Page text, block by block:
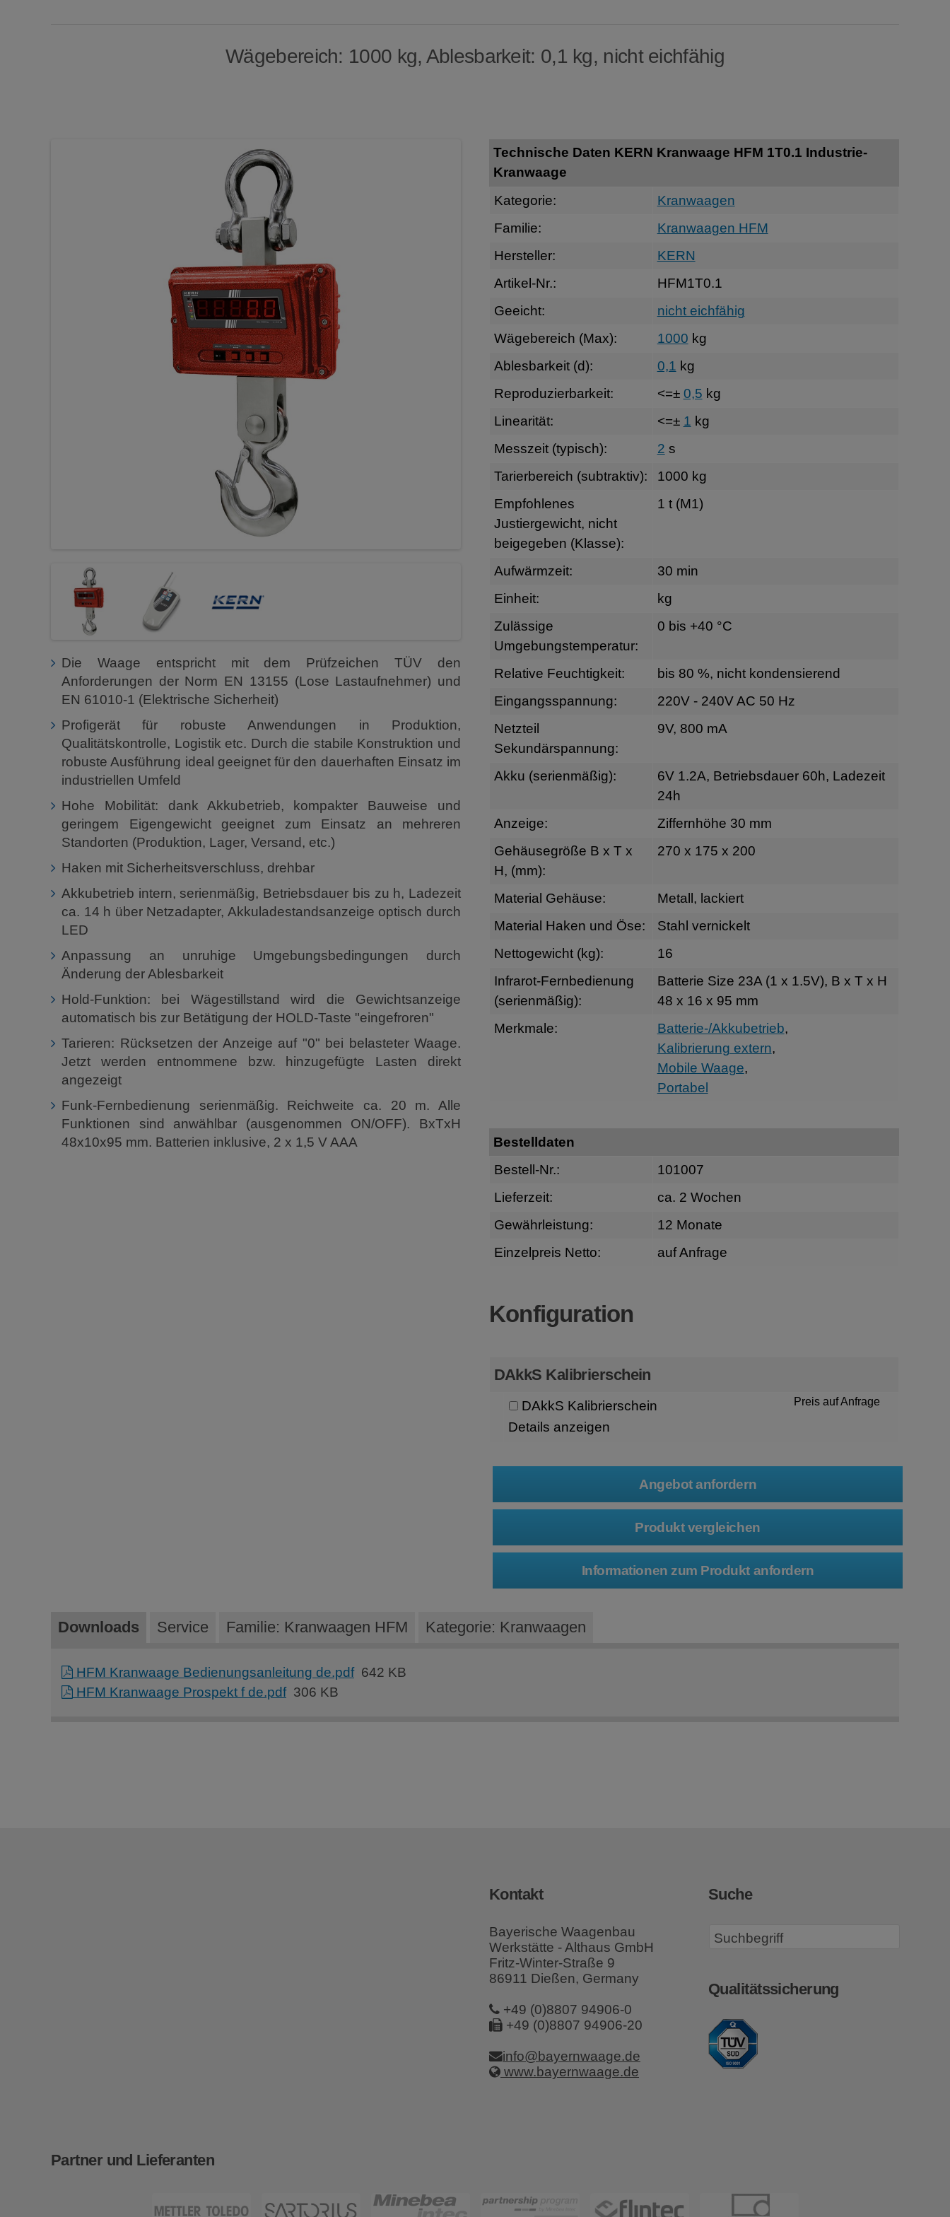
Wägebereich: 1000 kg, Ablesbarkeit: 0,1 kg, nicht eichfähig
Die Waage entspricht mit dem Prüfzeichen TÜV den
Anforderungen der Norm EN 13155 (Lose Lastaufnehmer) und
EN 61010-1 (Elektrische Sicherheit)
Profigerät für robuste Anwendungen in Produktion,
Qualitätskontrolle, Logistik etc. Durch die stabile Konstruktion und
robuste Ausführung ideal geeignet für den dauerhaften Einsatz im
industriellen Umfeld
Hohe Mobilität: dank Akkubetrieb, kompakter Bauweise und
geringem Eigengewicht geeignet zum Einsatz an mehreren
Standorten (Produktion, Lager, Versand, etc.)
Haken mit Sicherheitsverschluss, drehbar
Akkubetrieb intern, serienmäßig, Betriebsdauer bis zu h, Ladezeit
ca. 14 h über Netzadapter, Akkuladestandsanzeige optisch durch
LED
Anpassung an unruhige Umgebungsbedingungen durch
Änderung der Ablesbarkeit
Hold-Funktion: bei Wägestillstand wird die Gewichtsanzeige
automatisch bis zur Betätigung der HOLD-Taste "eingefroren"
Tarieren: Rücksetzen der Anzeige auf "0" bei belasteter Waage.
Jetzt werden entnommene bzw. hinzugefügte Lasten direkt
angezeigt
Funk-Fernbedienung serienmäßig. Reichweite ca. 20 m. Alle
Funktionen sind anwählbar (ausgenommen ON/OFF). BxTxH
48x10x95 mm. Batterien inklusive, 2 x 1,5 V AAA
Technische Daten KERN Kranwaage HFM 1T0.1 Industrie-
Kranwaage
Kategorie:
Kranwaagen
Familie:
Kranwaagen HFM
Hersteller:
KERN
Artikel-Nr.:
HFM1T0.1
Geeicht:
nicht eichfähig
Wägebereich (Max):
1000 kg
Ablesbarkeit (d):
0,1 kg
Reproduzierbarkeit:
<=± 0,5 kg
Linearität:
<=± 1 kg
Messzeit (typisch):
2 s
Tarierbereich (subtraktiv):
1000 kg
Empfohlenes
Justiergewicht, nicht
beigegeben (Klasse):
1 t (M1)
Aufwärmzeit:
30 min
Einheit:
kg
Zulässige
Umgebungstemperatur:
0 bis +40 °C
Relative Feuchtigkeit:
bis 80 %, nicht kondensierend
Eingangsspannung:
220V - 240V AC 50 Hz
Netzteil
Sekundärspannung:
9V, 800 mA
Akku (serienmäßig):
6V 1.2A, Betriebsdauer 60h, Ladezeit
24h
Anzeige:
Ziffernhöhe 30 mm
Gehäusegröße B x T x
H, (mm):
270 x 175 x 200
Material Gehäuse:
Metall, lackiert
Material Haken und Öse:
Stahl vernickelt
Nettogewicht (kg):
16
Infrarot-Fernbedienung
(serienmäßig):
Batterie Size 23A (1 x 1.5V), B x T x H
48 x 16 x 95 mm
Merkmale:
Batterie-/Akkubetrieb,
Kalibrierung extern,
Mobile Waage,
Portabel
Bestelldaten
Bestell-Nr.:
101007
Lieferzeit:
ca. 2 Wochen
Gewährleistung:
12 Monate
Einzelpreis Netto:
auf Anfrage
Konfiguration
DAkkS Kalibrierschein
DAkkS Kalibrierschein
Details anzeigen
Preis auf Anfrage
Downloads Service Familie: Kranwaagen HFM Kategorie: Kranwaagen
HFM Kranwaage Bedienungsanleitung de.pdf642 KB
HFM Kranwaage Prospekt f de.pdf306 KB
Kontakt
Bayerische Waagenbau
Werkstätte - Althaus GmbH
Fritz-Winter-Straße 9
86911 Dießen, Germany
+49 (0)8807 94906-0
+49 (0)8807 94906-20
info@bayernwaage.de
www.bayernwaage.de
Suche
Qualitätssicherung
Partner und Lieferanten